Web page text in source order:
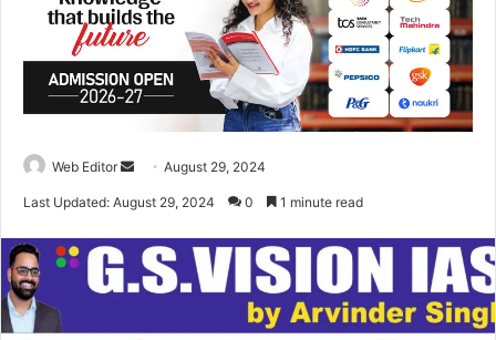
Web Editor August 29, 2024
Last Updated: August 29, 2024 0 1 minute read